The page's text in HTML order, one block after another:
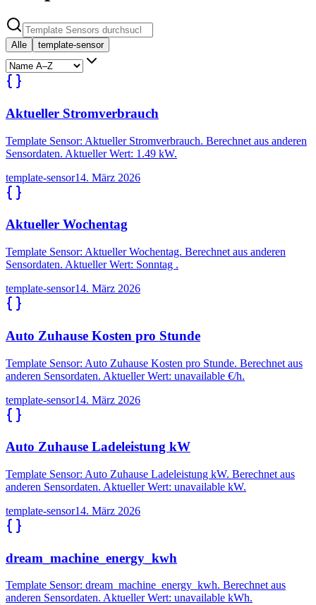
Alle template-sensor
Aktueller Stromverbrauch
Template Sensor: Aktueller Stromverbrauch. Berechnet aus anderen
Sensordaten. Aktueller Wert: 1.49 kW.
template-sensor14. März 2026
Aktueller Wochentag
Template Sensor: Aktueller Wochentag. Berechnet aus anderen
Sensordaten. Aktueller Wert: Sonntag .
template-sensor14. März 2026
Auto Zuhause Kosten pro Stunde
Template Sensor: Auto Zuhause Kosten pro Stunde. Berechnet aus
anderen Sensordaten. Aktueller Wert: unavailable €/h.
template-sensor14. März 2026
Auto Zuhause Ladeleistung kW
Template Sensor: Auto Zuhause Ladeleistung kW. Berechnet aus
anderen Sensordaten. Aktueller Wert: unavailable kW.
template-sensor14. März 2026
dream_machine_energy_kwh
Template Sensor: dream_machine_energy_kwh. Berechnet aus
anderen Sensordaten. Aktueller Wert: unavailable kWh.